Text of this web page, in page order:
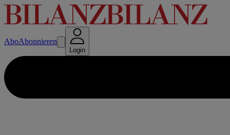
AboAbonnieren
Login